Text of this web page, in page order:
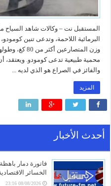
المستقبل نت – وكالات شاهد السياح
البرمائية اللاحمة، وتدعى تنين
وزن
محمية طبيعية تدعى كومودو. ويعتقد،
والفائز في الصراع هو الذي لديه ...
المزيد
أحدث الأخبار
فاتورة دمار
الخسائر
08/08/2026 23:16